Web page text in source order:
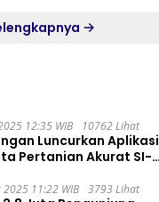
RESIDENCE
12:35 WIB 10762 Lihat
Luncurkan Aplikasi
Pertanian Akurat SI-
2025 11:22 WIB 3793 Lihat